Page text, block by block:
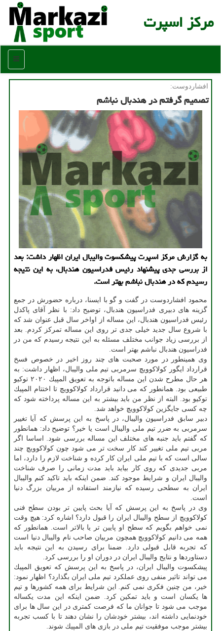
مركز اسپرت
منو
افشاردوست:
تصمیم گرفتم در هندبال نباشم
به گزارش مركز اسپرت پیشكسوت والیبال ایران اظهار داشت: بعد
از بررسی جدی پیشنهاد رئیس فدراسیون هندبال، به این نتیجه
رسیدم كه در هندبال نباشم بهتر است.
محمود افشاردوست در گفت و گو با ایسنا، درباره حضورش در جمع
گزینه های دبیری فدراسیون هندبال، توضیح داد: با نظر آقای پاكدل
رئیس فدراسیون هندبال، این مساله از اواخر سال قبل عنوان شد كه
با شروع سال جدید خیلی جدی تر روی این مساله تمركز كردم. بعد
از بررسی زیاد جوانب مختلف مسئله به این نتیجه رسیدم كه من در
فدراسیون هندبال نباشم بهتر است.
وی همینطور در مورد صحبت های چند روز اخیر در خصوص فسخ
قرارداد ایگور كولاكوویچ سرمربی تیم ملی والیبال، اظهار داشت: به
هر حال مطرح شدن این مساله باتوجه به تعویق المپیك ۲۰۲۰ توكیو
طبیعی بود. همانطور كه می دانید قرارداد كولاكوویچ تا اختتام المپیك
توكیو بود. البته از نظر من باید بیشتر به این مساله پرداخته شود كه
چه كسی جایگزین كولاكوویچ خواهد شد.
دبیر سابق فدراسیون والیبال، در پاسخ به این پرسش كه آیا تغییر
سرمربی به ضرر تیم ملی والیبال است یا خیر؟ توضیح داد: همانطور
كه گفتم باید جنبه های مختلف این مساله بررسی شود. اساسا اگر
مربی تیم ملی تغییر كند كار سخت تر می شود چون كولاكوویچ چند
سالی است كه با تیم ملی ایران كار كرده و شناخت لازم را دارد، اما
مربی جدیدی كه روی كار بیاید باید مدت زمانی را صرف شناخت
والیبال ایران و شرایط موجود كند. ضمن اینكه باید تاكید كنم والیبال
ایران به سطحی رسیده كه نیازمند استفاده از مربیان بزرگ دنیا
است.
وی در پاسخ به این پرسش كه آیا بحث پایین تر بودن سطح فنی
كولاكوویچ از سطح والیبال ایران را قبول دارد؟ اشاره كرد: هیچ وقت
نمی خواهم بگویم كه سطح او پایین تر یا بالاتر است. همانطور كه
همه می دانیم كولاكوویچ همچون مربیان صاحب نام والیبال دنیا است
كه تجربه قابل قبولی دارد. ضمنا برای رسیدن به این نتیجه باید
دستاوردها و نتایج والیبال ایران در دوران او را بررسی كرد.
پیشكسوت والیبال ایران، در پاسخ به این پرسش كه تعویق المپیك
می تواند تاثیر منفی روی عملكرد تیم ملی ایران بگذارد؟ اظهار نمود:
خیر، من چنین فكری نمی كنم. این شرایط برای همه كشورها و تیم
ها یكسان است و باید تمكین كرد. ضمن اینكه این مدت یكساله
موجب می شود تا جوانان ما كه فرصت كمتری در این سال ها برای
خودنمایی داشته اند، بیشتر خودشان را نشان دهند تا با كسب تجربه
بیشتر موجب موفقیت تیم ملی در بازی های المپیك شوند.